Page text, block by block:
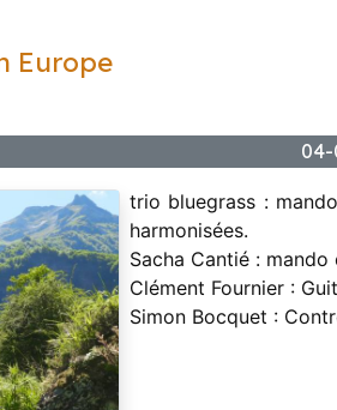
Europe
04-
trio bluegrass :
harmonisées.
Sacha Cantié : mando
Clément Fournier :
Simon Bocquet :